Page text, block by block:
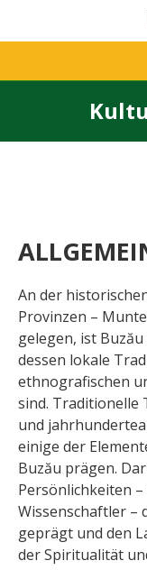
springen
An der
Provinzen –
gelegen, ist
dessen lokale
ethnografischen
sind. Traditionelle
und
einige der
Buzău prägen.
Persönlichkeiten
Wissenschaftler –
geprägt und den
der Spiritualität